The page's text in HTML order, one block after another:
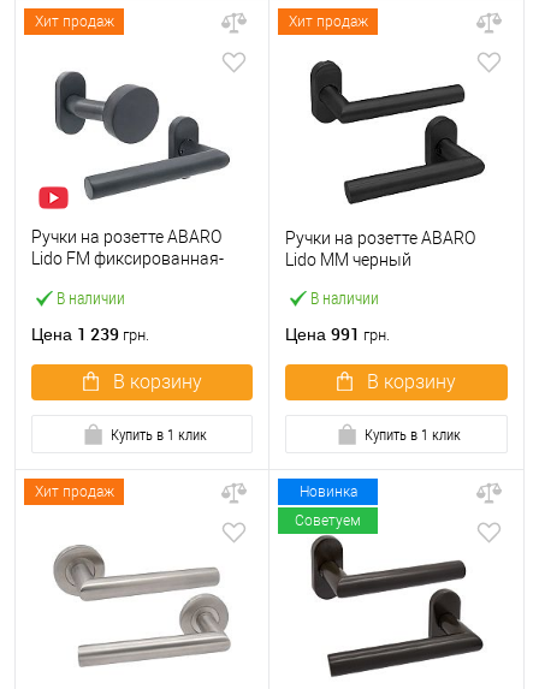
Хит продаж
В наличии
Ручки на розетте ABARO
Lido FM фиксированная-
Цена 1 239 грн.
В корзину
Купить в 1 клик
Хит продаж
В наличии
Ручки на розетте ABARO
Lido MM черный
Цена 991 грн.
В корзину
Купить в 1 клик
Хит продаж
Новинка
Советуем